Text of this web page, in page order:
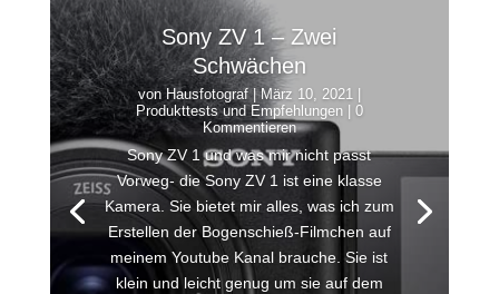
Sony ZV 1 – Zwei
Schwächen
vonHausfotograf|März 10, 2021|
Produkttests und Empfehlungen| 0
Kommentieren
Sony ZV 1 und was mir nicht passt
Vorweg- die Sony ZV 1 ist eine klasse
Kamera. Sie bietet mir alles, was ich zum
Erstellen der Bogenschieß-Filmchen auf
meinem Youtube Kanal brauche. Sie ist
klein und leicht genug um sie auf dem